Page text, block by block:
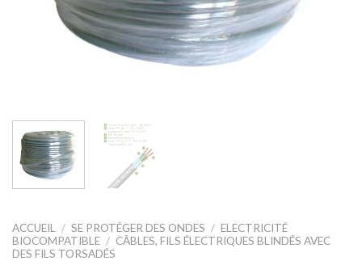
ACCUEIL / SE PROTÉGER DES ONDES / ELECTRICITÉ
BIOCOMPATIBLE / CÂBLES, FILS ÉLECTRIQUES BLINDÉS AVEC
DES FILS TORSADÉS